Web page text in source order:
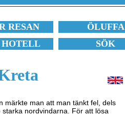
RESAN
ÖLUFFA
SÖK
märkte man att man tänkt fel, dels
nordvindarna. För att lösa